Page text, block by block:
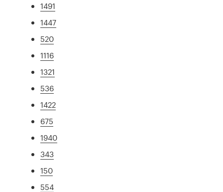
1491
1447
520
1116
1321
536
1422
675
1940
343
150
554